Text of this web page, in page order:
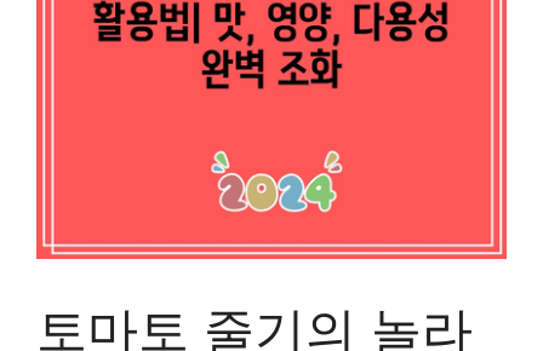
토마토 줄기의 놀라